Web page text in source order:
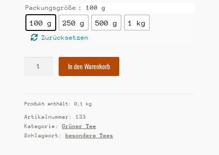
Packungsgröße : 100 g
100 g 250 g 500 g 1 kg
Zurücksetzen
In den Warenkorb
Produkt enthält: 0,1 kg
Artikelnummer: 133
Kategorie: Grüner Tee
Schlagwort: besondere Tees